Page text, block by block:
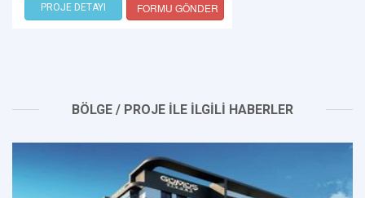
PROJE DETAYI FORMU GÖNDER
BÖLGE / PROJE İLE İLGİLİ HABERLER